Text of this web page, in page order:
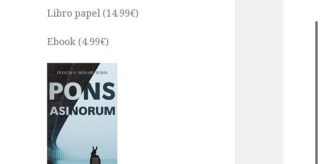
Libro papel (14.99€)
Ebook (4.99€)